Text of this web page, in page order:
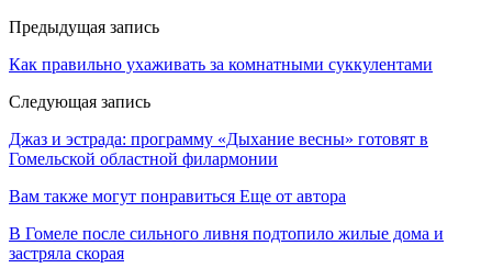
Предыдущая запись
Как правильно ухаживать за комнатными суккулентами
Следующая запись
Джаз и эстрада: программу «Дыхание весны» готовят в
Гомельской областной филармонии
Вам также могут понравиться Еще от автора
В Гомеле после сильного ливня подтопило жилые дома и
застряла скорая